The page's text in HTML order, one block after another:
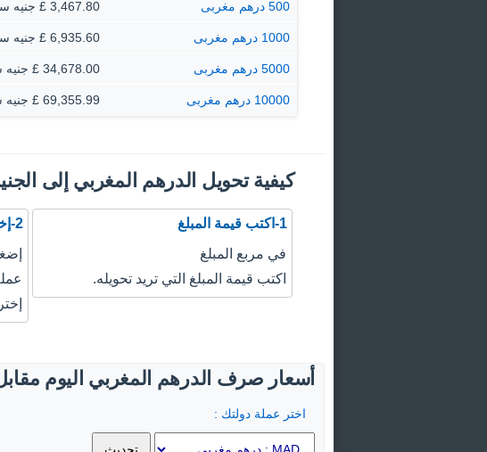
500 درهم مغربى 3,467.80 £ جنيه سترليني
1000 درهم مغربى 6,935.60 £ جنيه سترليني
5000 درهم مغربى 34,678.00 £ جنيه سترليني
10000 درهم مغربى 69,355.99 £ جنيه سترليني
كيفية تحويل الدرهم المغربي إلى
1-اكتب قيمة المبلغ
في مربع المبلغ
اكتب قيمة المبلغ التي تريد تحويله.
2-إختيار العملة
أسعار صرف الدرهم المغربي اليوم مقابل
اختر عملة دولتك :